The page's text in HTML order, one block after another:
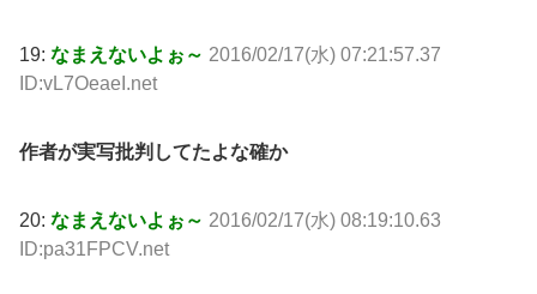
19: なまえないよぉ～ 2016/02/17(水) 07:21:57.37
ID:vL7OeaeI.net
作者が実写批判してたよな確か
20: なまえないよぉ～ 2016/02/17(水) 08:19:10.63
ID:pa31FPCV.net